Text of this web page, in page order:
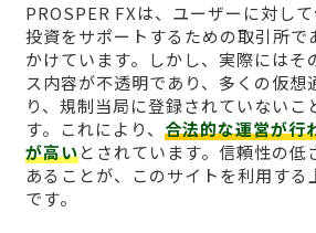
PROSPER FXは、ユーザーに対し
投資をサポートするための取引所で
かけています。しかし、実際にはそ
ス内容が不透明であり、多くの仮想
り、規制当局に登録されていないこ
す。これにより、 合法的な運営が行
が高いとされています。信頼性の低
あることが、このサイトを利用する
です。